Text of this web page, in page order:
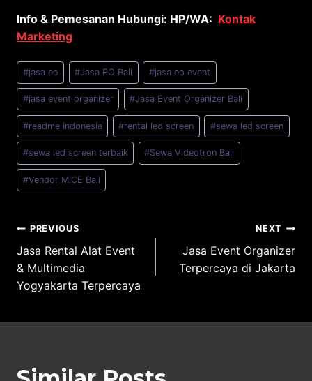
Info & Pemesanan Hubungi: HP/WA: Kontak
Marketing
Post
Tags:
#jasa eo #Jasa EO Bali #jasa eo event
#jasa event organizer #Jasa Event Organizer Bali
#readme indonesia #rental led screen #sewa led screen
#sewa led screen terbaik #Sewa Videotron Bali
#Vendor MICE Bali
Post
navigation
PREVIOUS
Jasa Rental Alat Event
& Multimedia
Yogyakarta Terpercaya
NEXT
Jasa Event Organizer
Terpercaya di Jakarta